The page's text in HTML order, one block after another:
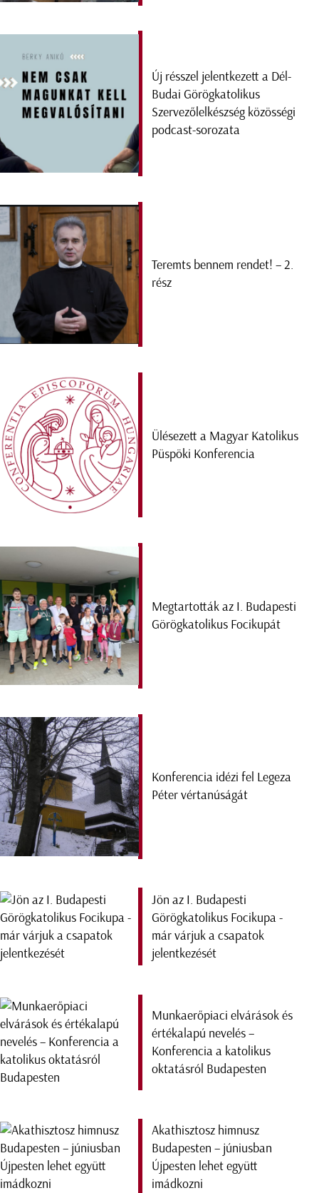
Új résszel jelentkezett a Dél-
Budai Görögkatolikus
Szervezőlelkészség közösségi
podcast-sorozata
Teremts bennem rendet! – 2.
rész
Ülésezett a Magyar Katolikus
Püspöki Konferencia
Megtartották az I. Budapesti
Görögkatolikus Focikupát
Konferencia idézi fel Legeza
Péter vértanúságát
Jön az I. Budapesti
Görögkatolikus Focikupa -
már várjuk a csapatok
jelentkezését
Munkaerőpiaci elvárások és
értékalapú nevelés –
Konferencia a katolikus
oktatásról Budapesten
Akathisztosz himnusz
Budapesten – júniusban
Újpesten lehet együtt
imádkozni